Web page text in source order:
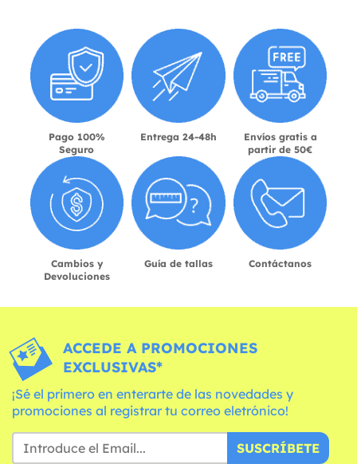
Pago 100%
Seguro
Entrega 24-48h
Envíos gratis a
partir de 50€
Cambios y
Devoluciones
Guía de tallas Contáctanos
ACCEDE A PROMOCIONES
EXCLUSIVAS*
¡Sé el primero en enterarte de las novedades y
promociones al registrar tu correo eletrónico!
SUSCRÍBETE